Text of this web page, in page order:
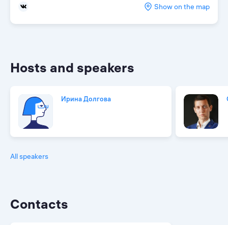
Show on the map
Hosts and speakers
Ирина Долгова
All speakers
Contacts